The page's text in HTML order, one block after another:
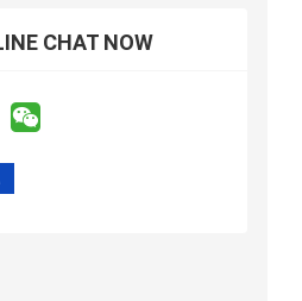
CHAT NOW